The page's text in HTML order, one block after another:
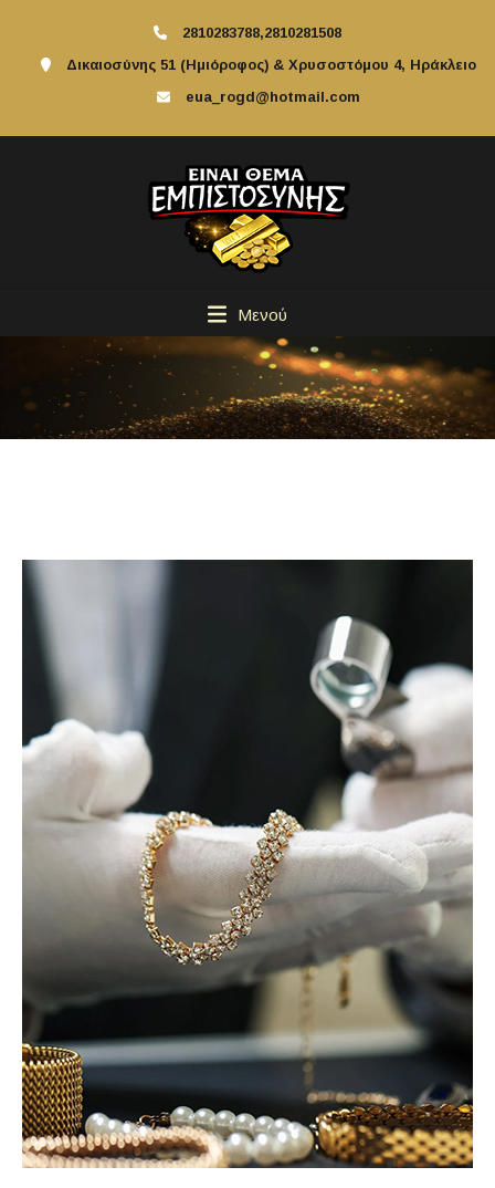
2810283788,2810281508
Δικαιοσύνης 51 (Ημιόροφος) & Χρυσοστόμου 4, Ηράκλειο
eua_rogd@hotmail.com
Μενού